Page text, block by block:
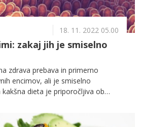
18. 11. 2022 05.00
zakaj jih je smiselno
zdrava prebava in primerno
encimov, ali je smiselno
dieta je priporočljiva ob
Roter, mag. dietet., CISSN.